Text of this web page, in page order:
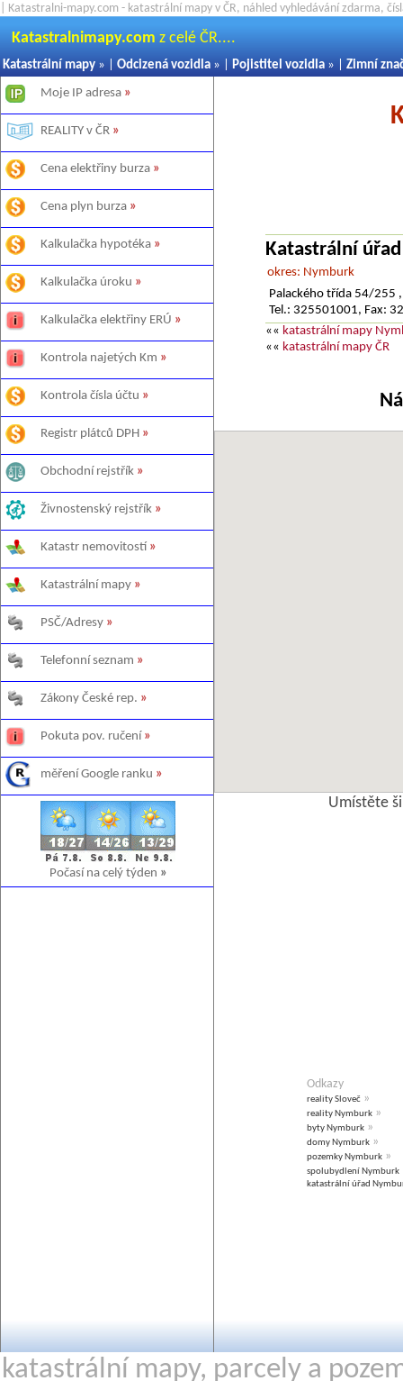
| Katastralni-mapy.com - katastrální mapy v ČR, náhled vyhledávání zdarma,
Katastralnimapy.com z celé ČR....
Katastrální mapy » | Odcizená vozidla » | Pojistitel vozidla » | Zimní
Moje IP adresa »
REALITY v ČR »
Cena elektřiny burza »
Cena plyn burza »
Kalkulačka hypotéka »
Kalkulačka úroku »
Kalkulačka elektřiny ERÚ »
Kontrola najetých Km »
Kontrola čísla účtu »
Registr plátců DPH »
Obchodní rejstřík »
Živnostenský rejstřík »
Katastr nemovitostí »
Katastrální mapy »
PSČ/Adresy »
Telefonní seznam »
Zákony České rep. »
Pokuta pov. ručení »
měření Google ranku »
Počasí na celý týden »
Katastrální
okres: Nymburk
Palackého třída 54/255
Tel.: 325501001, Fax:
«« katastrální mapy
«« katastrální mapy ČR
Umístěte
Odkazy
reality Sloveč »
reality Nymburk »
byty Nymburk »
domy Nymburk »
pozemky Nymburk »
spolubydlení Nymburk
katastrální úřad
katastrální mapy, parcely a